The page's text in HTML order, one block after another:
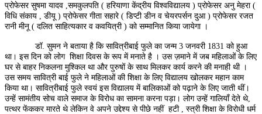
प्रोफेसर सुषमा यादव ,समकुलपति ( हरियाणा केंद्रीय विश्वविद्यालय ) प्रोफेसर अनु मेहरा (
विधि संकाय , डीयू ) प्रोफेसर गीता सहारे ( डिप्टी डीन व चेयरपर्सन दुआ ) प्रोफेसर रजत
रानी मीनू ( दलित साहित्यकार व कवयित्री ) को सम्मानित किया जायेगा ।
डॉ. सुमन ने बताया है कि सावित्रीबाई फुले का जन्म 3 जनवरी 1831 को हुआ
था। इस दिन को लोग शिक्षा दिवस के रूप में मनाते है । उस ज़माने में जब महिलाओं के लिए
घर से बाहर निकलना मुश्किल था और पुरुषों के साथ मिलकर कार्य करने की मनाही थी ।
उस समय सावित्री बाई फुले ने महिलाओं की शिक्षा के लिए विद्यालय खोलकर महान काम
किया था। सावित्रीबाई फुले स्वयं इस विद्यालय में बालिकाओं को पढ़ाने के लिए जाती थीं।
उन्हें सामंतीय सोच वाले समाज के विरोध का सामना करना पड़ा। लोग उन्हें गालियाँ देते थे,
पत्थर फेंककर मारते थे लेकिन वे अपने उद्देश्य से पीछे नहीं हटी , स्त्री शिक्षा के विरोधी धर्म